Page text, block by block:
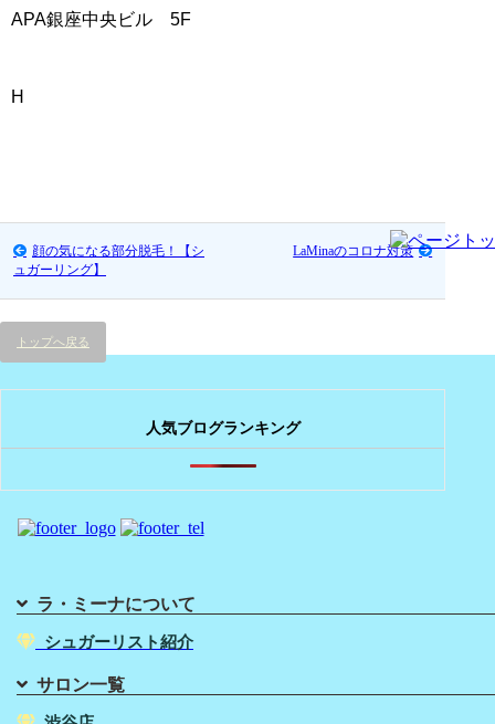
APA銀座中央ビル 5F
H
顔の気になる部分脱毛！【シ
ュガーリング】
LaMinaのコロナ対策
トップへ戻る
人気ブログランキング
ラ・ミーナについて
シュガーリスト紹介
サロン一覧